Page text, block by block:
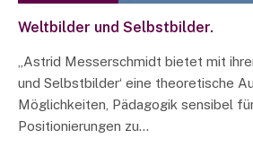
Weltbilder und Selbstbilder.
„Astrid Messerschmidt bietet mit
und Selbstbilder‘ eine theoretische
Möglichkeiten, Pädagogik sensibel
Positionierungen zu…